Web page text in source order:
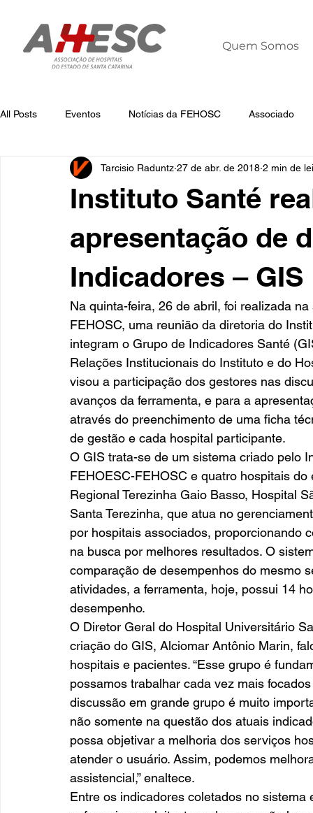
Quem Somos
All Posts Eventos Notícias da FEHOSC Associado
Notícias da AHESC Liderança Dia
Instituto Santé
apresentação de
Indicadores – GIS
Tarcisio Raduntz 27 de abr. de 2018 2 min de
Na quinta-feira, 26 de abril, foi realizada
FEHOSC, uma reunião da diretoria do
integram o Grupo de Indicadores Santé
Relações Institucionais do Instituto e do
visou a participação dos gestores nas
avanços da ferramenta, e para a
através do preenchimento de uma ficha
de gestão e cada hospital participante.
O GIS trata-se de um sistema criado pelo
FEHOESC-FEHOSC e quatro hospitais
Regional Terezinha Gaio Basso, Hospital
Santa Terezinha, que atua no
por hospitais associados, proporcionando
na busca por melhores resultados. O
comparação de desempenhos do mesmo
atividades, a ferramenta, hoje, possui 14
desempenho.
O Diretor Geral do Hospital Universitário
criação do GIS, Alciomar Antônio Marin,
hospitais e pacientes. “Esse grupo é
possamos trabalhar cada vez mais
discussão em grande grupo é muito
não somente na questão dos atuais
possa objetivar a melhoria dos serviços
atender o usuário. Assim, podemos
assistencial,” enaltece.
Entre os indicadores coletados no